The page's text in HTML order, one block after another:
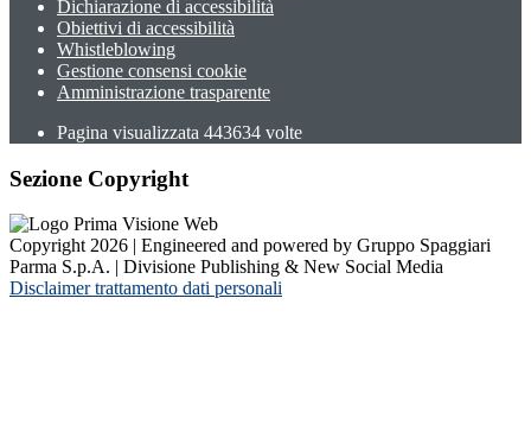
Dichiarazione di accessibilità
Obiettivi di accessibilità
Whistleblowing
Gestione consensi cookie
Amministrazione trasparente
Pagina visualizzata 443634 volte
Sezione Copyright
Copyright 2026 | Engineered and powered by Gruppo Spaggiari
Parma S.p.A. | Divisione Publishing & New Social Media
Disclaimer trattamento dati personali